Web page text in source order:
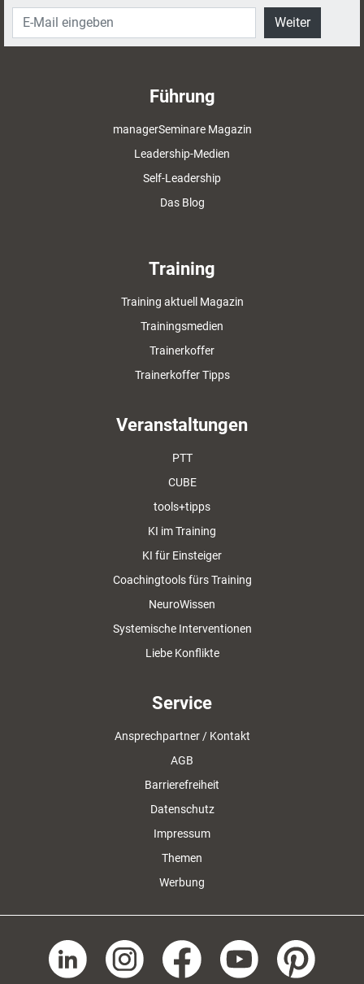
Weiter
Führung
managerSeminare Magazin
Leadership-Medien
Self-Leadership
Das Blog
Training
Training aktuell Magazin
Trainingsmedien
Trainerkoffer
Trainerkoffer Tipps
Veranstaltungen
PTT
CUBE
tools+tipps
KI im Training
KI für Einsteiger
Coachingtools fürs Training
NeuroWissen
Systemische Interventionen
Liebe Konflikte
Service
Ansprechpartner / Kontakt
AGB
Barrierefreiheit
Datenschutz
Impressum
Themen
Werbung